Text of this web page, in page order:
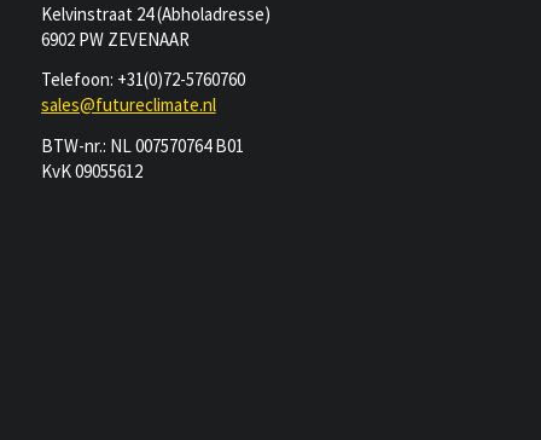
Kelvinstraat 24 (Abholadresse)
6902 PW ZEVENAAR
Telefoon: +31(0)72-5760760
sales@futureclimate.nl
BTW-nr.: NL 007570764 B01
KvK 09055612